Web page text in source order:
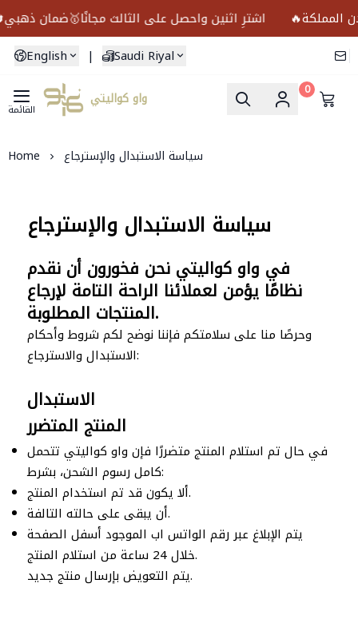
🔥اشترِ اثنين واحصل على الثالث مجانًا🥇ضمان ذهبي🔄إرجاع
English
| Saudi Riyal
القائمة واو كواليتي 0
Home سياسة الاستبدال والإسترجاع
سياسة الاستبدال والإسترجاع
في واو كواليتي نحن فخورون أن نقدم
نظامًا يؤمن لعملائنا الراحة التامة لإرجاع
المنتجات المطلوبة.
وحرصًا منا على سلامتكم فإننا نوضح لكم شروط وأحكام
الاستبدال والاسترجاع:
الاستبدال
المنتج المتضرر
في حال تم استلام المنتج متضررًا فإن واو كواليتي تتحمل
كامل رسوم الشحن، بشرط:
ألا يكون قد تم استخدام المنتج.
أن يبقى على حالته التالفة.
يتم الإبلاغ عبر رقم الواتس اب الموجود أسفل الصفحة
خلال 24 ساعة من استلام المنتج.
يتم التعويض بإرسال منتج جديد.